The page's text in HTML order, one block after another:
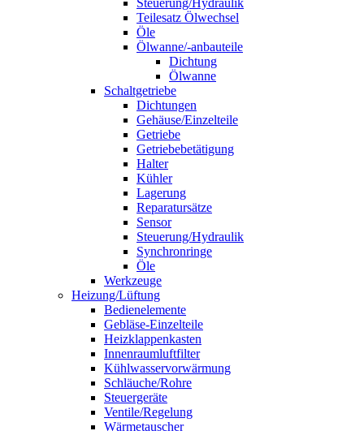
Steuerung/Hydraulik
Teilesatz Ölwechsel
Öle
Ölwanne/-anbauteile
Dichtung
Ölwanne
Schaltgetriebe
Dichtungen
Gehäuse/Einzelteile
Getriebe
Getriebebetätigung
Halter
Kühler
Lagerung
Reparatursätze
Sensor
Steuerung/Hydraulik
Synchronringe
Öle
Werkzeuge
Heizung/Lüftung
Bedienelemente
Gebläse-Einzelteile
Heizklappenkasten
Innenraumluftfilter
Kühlwasservorwärmung
Schläuche/Rohre
Steuergeräte
Ventile/Regelung
Wärmetauscher